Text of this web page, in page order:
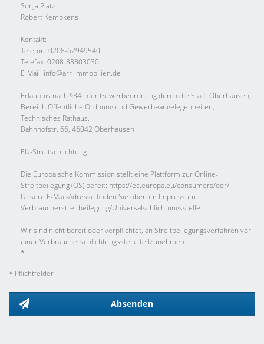
Sonja Platz
Robert Kempkens
Kontakt:
Telefon: 0208-62949540
Telefax: 0208-88803030
E-Mail: info@arr-immobilien.de
Erlaubnis nach §34c der Gewerbeordnung durch die Stadt Oberhausen,
Bereich Öffentliche Ordnung und Gewerbeangelegenheiten,
Technisches Rathaus,
Bahnhofstr. 66, 46042 Oberhausen
EU-Streitschlichtung
Die Europäische Kommission stellt eine Plattform zur Online-
Streitbeilegung (OS) bereit: https://ec.europa.eu/consumers/odr/.
Unsere E-Mail-Adresse finden Sie oben im Impressum.
Verbraucher­streit­beilegung/Universal­schlichtungs­stelle
Wir sind nicht bereit oder verpflichtet, an Streitbeilegungsverfahren vor
einer Verbraucherschlichtungsstelle teilzunehmen.
*
* Pflichtfelder
Absenden